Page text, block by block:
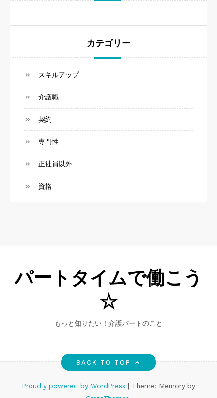
カテゴリー
スキルアップ
介護職
契約
専門性
正社員以外
資格
パートタイムで働こう
☆
もっと知りたい！介護パートのこと
BACK TO TOP
Proudly powered by WordPress | Theme: Memory by